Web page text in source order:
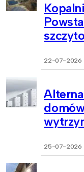
22-07-2026
25-07-2026